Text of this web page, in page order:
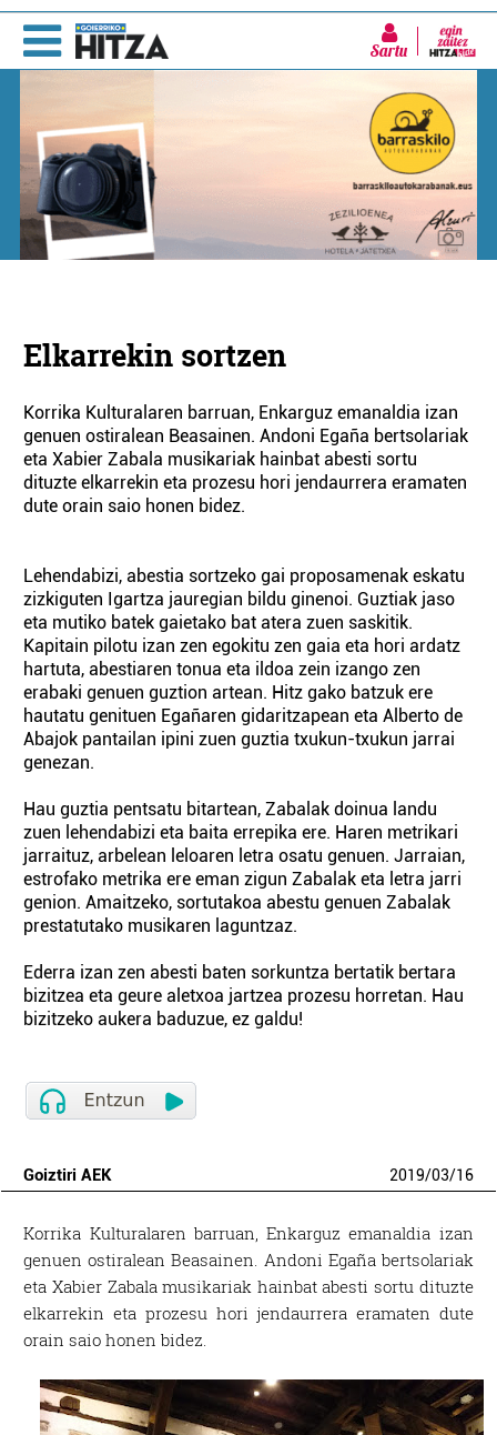
Sartu
Elkarrekin sortzen
Korrika Kulturalaren barruan, Enkarguz emanaldia izan
genuen ostiralean Beasainen. Andoni Egaña bertsolariak
eta Xabier Zabala musikariak hainbat abesti sortu
dituzte elkarrekin eta prozesu hori jendaurrera eramaten
dute orain saio honen bidez.
Lehendabizi, abestia sortzeko gai proposamenak eskatu
zizkiguten Igartza jauregian bildu ginenoi. Guztiak jaso
eta mutiko batek gaietako bat atera zuen saskitik.
Kapitain pilotu izan zen egokitu zen gaia eta hori ardatz
hartuta, abestiaren tonua eta ildoa zein izango zen
erabaki genuen guztion artean. Hitz gako batzuk ere
hautatu genituen Egañaren gidaritzapean eta Alberto de
Abajok pantailan ipini zuen guztia txukun-txukun jarrai
genezan.
Hau guztia pentsatu bitartean, Zabalak doinua landu
zuen lehendabizi eta baita errepika ere. Haren metrikari
jarraituz, arbelean leloaren letra osatu genuen. Jarraian,
estrofako metrika ere eman zigun Zabalak eta letra jarri
genion. Amaitzeko, sortutakoa abestu genuen Zabalak
prestatutako musikaren laguntzaz.
Ederra izan zen abesti baten sorkuntza bertatik bertara
bizitzea eta geure aletxoa jartzea prozesu horretan. Hau
bizitzeko aukera baduzue, ez galdu!
Goiztiri AEK 2019/03/16
Korrika Kulturalaren barruan, Enkarguz emanaldia izan
genuen ostiralean Beasainen. Andoni Egaña bertsolariak
eta Xabier Zabala musikariak hainbat abesti sortu dituzte
elkarrekin eta prozesu hori jendaurrera eramaten dute
orain saio honen bidez.